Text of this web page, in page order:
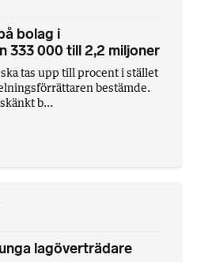
bolag i
333 000 till 2,2 miljoner
tas upp till procent i stället
bestämde.
b...
lagöverträdare